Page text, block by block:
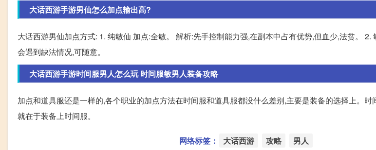
大话西游手游男仙怎么加点输出高?
大话西游男仙加点方式: 1. 纯敏仙 加点:全敏。 解析:先手控制能力强,在副本中占有优势,但血少,法贫。 2.
会遇到缺法情况,可随意。
大话西游手游时间服男人怎么玩 时间服敏男人装备攻略
加点和道具服还是一样的,各个职业的加点方法在时间服和道具服都没什么差别,主要是装备的选择上。
就在于装备上时间服。
网络标签： 大话西游 攻略 男人